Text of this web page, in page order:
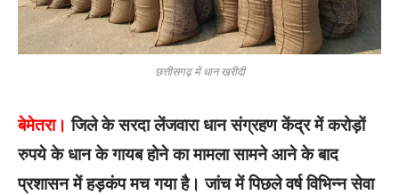
छत्तीसगढ़ में धान खरीदी
बेमेतरा। जिले के सरदा लेंजवारा धान संग्रहण केंद्र में करोड़ों
रुपये के धान के गायब होने का मामला सामने आने के बाद
प्रशासन में हड़कंप मच गया है। जांच में पिछले वर्ष विभिन्न सेवा